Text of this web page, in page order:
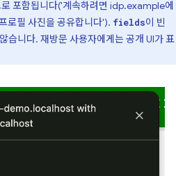
포함됩니다('계속하려면 idp.example에
로필 사진을 공유합니다'). fields이 빈
습니다. 재방문 사용자에게는 공개 UI가 표